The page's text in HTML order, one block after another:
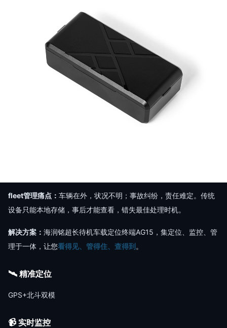
fleet管理痛点： 车辆在外，状况不明；事故纠纷，责任难定。传统
设备只能本地存储，事后才能查看，错失最佳处理时机。
解决方案： 海润铭超长待机⻋载定位终端AG15，集定位、监控、管
理于一体，让您看得见、管得住、查得到。
🛰️ 精准定位
GPS+北斗双模
📹 实时监控